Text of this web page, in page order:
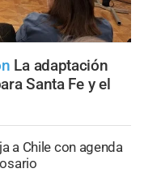
La adaptación
Santa Fe y el
a Chile con agenda